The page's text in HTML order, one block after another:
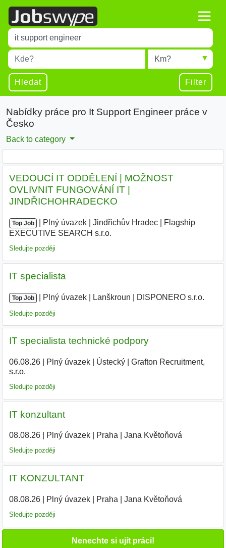
Title
Type 1 or more characters for results.
Místo
Type 1 or more characters for results.
Radius
Hledat Filter
Nabídky práce pro It Support Engineer práce v
Česko
Back to category
VEDOUCÍ IT ODDĚLENÍ | MOŽNOST
OVLIVNIT FUNGOVÁNÍ IT |
JINDŘICHOHRADECKO
Top Job Plný úvazek Jindřichův Hradec
Flagship
EXECUTIVE SEARCH s.r.o.
Sledujte později
IT specialista
Top Job Plný úvazek Lanškroun DISPONERO s.r.o.
Sledujte později
IT specialista technické podpory
06.08.26| Plný úvazek| Ústecký|
Grafton Recruitment,
s.r.o.
Sledujte později
IT konzultant
08.08.26| Plný úvazek| Praha Jana Květoňová
Sledujte později
IT KONZULTANT
08.08.26| Plný úvazek| Praha Jana Květoňová
Sledujte později
Nenechte si ujít práci!